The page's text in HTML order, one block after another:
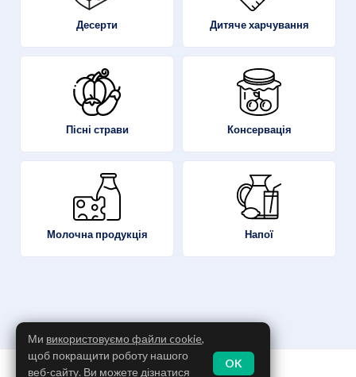
Десерти Дитяче харчування
Пісні страви Консервація
Молочна продукція Напої
Політика конфіденційності
Ми використовуємо файли cookie,
щоб покращити роботу нашого
веб-сайту. Ви можете дізнатися
OK